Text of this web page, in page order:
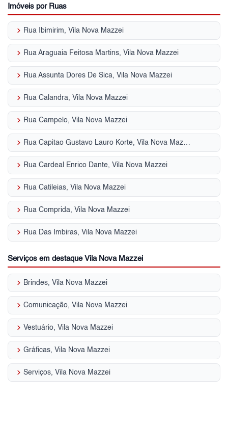
Imóveis por Ruas
keyboard_arrow_right Rua Ibimirim, Vila Nova Mazzei
keyboard_arrow_right Rua Araguaia Feitosa Martins, Vila Nova Mazzei
keyboard_arrow_right Rua Assunta Dores De Sica, Vila Nova Mazzei
keyboard_arrow_right Rua Calandra, Vila Nova Mazzei
keyboard_arrow_right Rua Campelo, Vila Nova Mazzei
keyboard_arrow_right Rua Capitao Gustavo Lauro Korte, Vila Nova Mazzei
keyboard_arrow_right Rua Cardeal Enrico Dante, Vila Nova Mazzei
keyboard_arrow_right Rua Catileias, Vila Nova Mazzei
keyboard_arrow_right Rua Comprida, Vila Nova Mazzei
keyboard_arrow_right Rua Das Imbiras, Vila Nova Mazzei
Serviços em destaque Vila Nova Mazzei
keyboard_arrow_right Brindes, Vila Nova Mazzei
keyboard_arrow_right Comunicação, Vila Nova Mazzei
keyboard_arrow_right Vestuário, Vila Nova Mazzei
keyboard_arrow_right Gráficas, Vila Nova Mazzei
keyboard_arrow_right Serviços, Vila Nova Mazzei